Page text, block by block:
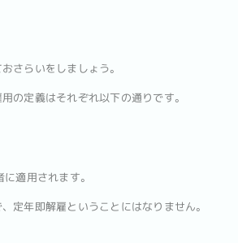
さらいをしましょう。
の定義はそれぞれ以下の通りです。
適用されます。
定年即解雇ということにはなりません。